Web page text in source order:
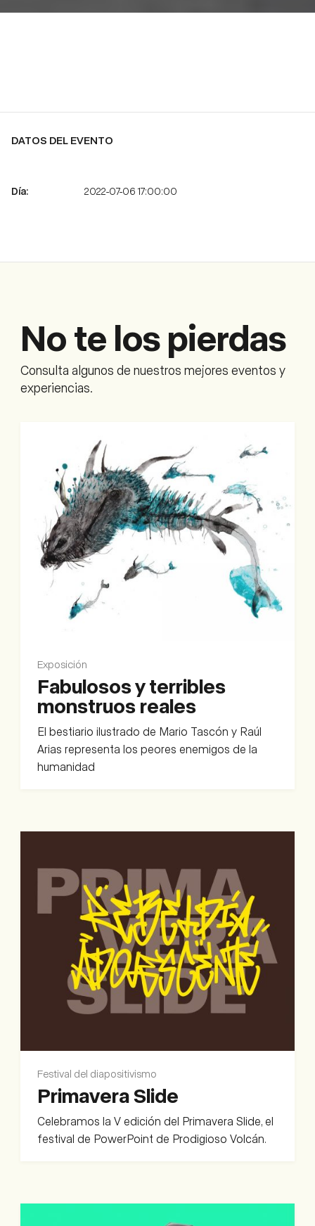
DATOS DEL EVENTO
2022-07-06 17:00:00
No te los pierdas
Consulta algunos de nuestros mejores eventos y
experiencias.
Exposición
Fabulosos y terribles
monstruos reales
El bestiario ilustrado de Mario Tascón y Raúl
Arias representa los peores enemigos de la
humanidad
Festival del diapositivismo
Primavera Slide
Celebramos la V edición del Primavera Slide, el
festival de PowerPoint de Prodigioso Volcán.